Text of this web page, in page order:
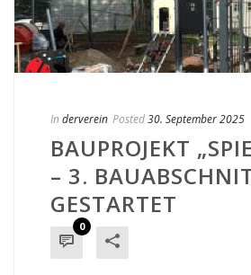
In derverein Posted30. September 2025
BAUPROJEKT
– 3.
GESTARTET
0